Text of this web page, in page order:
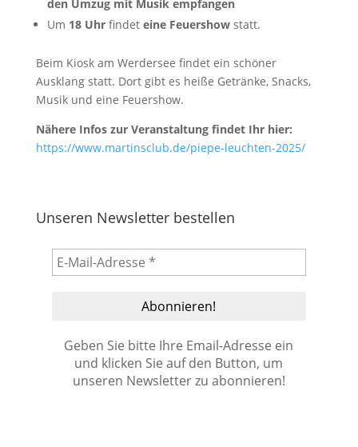
den Umzug mit Musik empfangen
Um 18 Uhrfindet eine Feuershowstatt.
Beim Kiosk am Werdersee findet ein schöner
Ausklang statt. Dort gibt es heiße Getränke, Snacks,
Musik und eine Feuershow.
Nähere Infos zur Veranstaltung findet Ihr hier:
https://www.martinsclub.de/piepe-leuchten-2025/
Unseren Newsletter bestellen
Geben Sie bitte Ihre Email-Adresse ein
und klicken Sie auf den Button, um
unseren Newsletter zu abonnieren!